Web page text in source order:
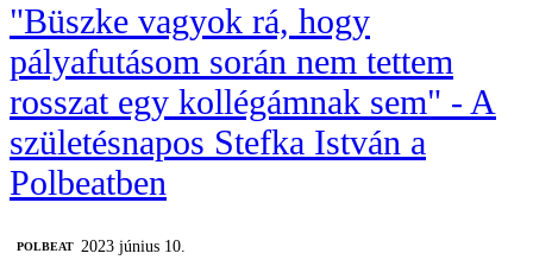
"Büszke vagyok rá, hogy
pályafutásom során nem tettem
rosszat egy kollégámnak sem" - A
születésnapos Stefka István a
Polbeatben
‎POLBEAT 2023 június 10.